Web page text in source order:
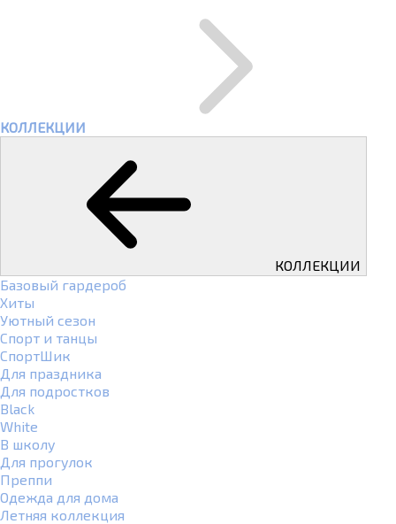
КОЛЛЕКЦИИ
КОЛЛЕКЦИИ
Базовый гардероб
Хиты
Уютный сезон
Спорт и танцы
СпортШик
Для праздника
Для подростков
Black
White
В школу
Для прогулок
Преппи
Одежда для дома
Летняя коллекция